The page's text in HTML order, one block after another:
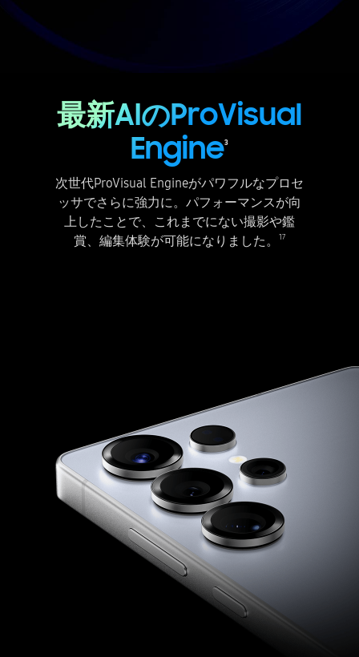
最新AIのProVisual
Engine3
次世代ProVisual Engineがパワフルなプロセ
ッサでさらに強力に。パフォーマンスが向
上したことで、これまでにない撮影や鑑
賞、編集体験が可能になりました。
17